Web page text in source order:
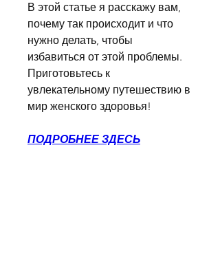
В этой статье я расскажу вам,
почему так происходит и что
нужно делать, чтобы
избавиться от этой проблемы.
Приготовьтесь к
увлекательному путешествию в
мир женского здоровья!
ПОДРОБНЕЕ ЗДЕСЬ